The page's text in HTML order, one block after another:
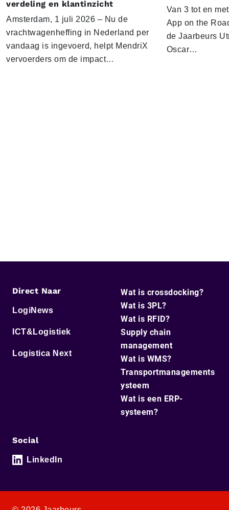
verdeling en klantinzicht
Amsterdam, 1 juli 2026 – Nu de
vrachtwagenheffing in Nederland per
vandaag is ingevoerd, helpt MendriX
vervoerders om de impact…
Van 3 tot en
App on the
de Jaarbeurs
Oscar…
Direct Naar
LogiNews
ICT&Logistiek
Logistica Next
Wat is crossdocking?
Wat is 3PL?
Wat is RFID?
Supply chain
management
Wat is WMS?
Transportmanagements
ysteem
Wat is een ERP-
systeem?
Social
LinkedIn